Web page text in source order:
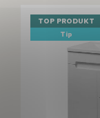
TOP PRODUKT
Tip